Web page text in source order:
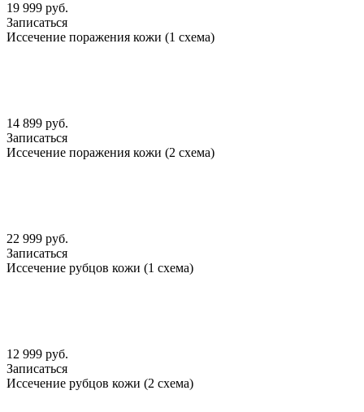
19 999 руб.
Записаться
Иссечение поражения кожи (1 схема)
14 899 руб.
Записаться
Иссечение поражения кожи (2 схема)
22 999 руб.
Записаться
Иссечение рубцов кожи (1 схема)
12 999 руб.
Записаться
Иссечение рубцов кожи (2 схема)